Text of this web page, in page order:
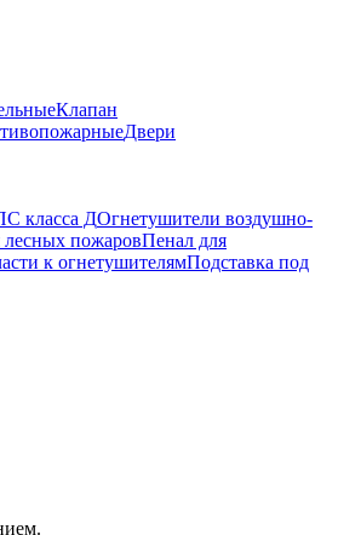
Клапан
Двери
класса ДОгнетушители воздушно-
пожаровПенал для
к огнетушителямПодставка под